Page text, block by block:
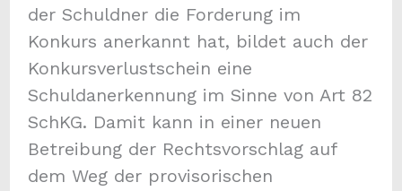
der Schuldner die Forderung im
Konkurs anerkannt hat, bildet auch der
Konkursverlustschein eine
Schuldanerkennung im Sinne von Art 82
SchKG. Damit kann in einer neuen
Betreibung der Rechtsvorschlag auf
dem Weg der provisorischen